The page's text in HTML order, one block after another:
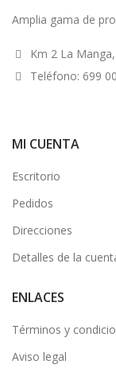
Amplia gama de
Km 2 La
Teléfono: 699
MI CUENTA
Escritorio
Pedidos
Direcciones
Detalles de la
ENLACES
Términos y
Aviso legal